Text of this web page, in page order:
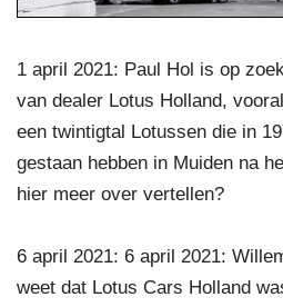
1 april 2021: Paul Hol is op
van dealer Lotus Holland,
een twintigtal Lotussen die in
gestaan hebben in Muiden na
hier meer over vertellen?
6 april 2021: 6 april 2021:
weet dat Lotus Cars Holland